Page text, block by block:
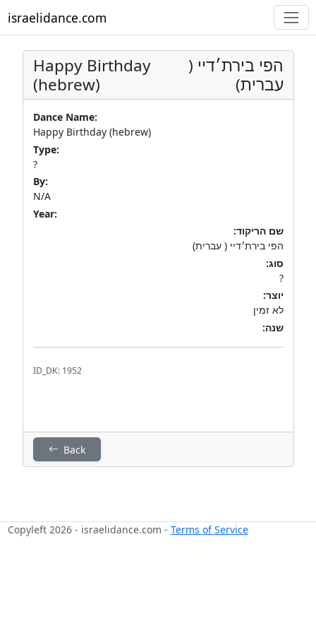
israelidance.com
Happy Birthday
(hebrew)
הפי בירת׳דיי (
עברית)
Dance Name:
Happy Birthday (hebrew)
Type:
?
By:
N/A
Year:
שם הריקוד:
הפי בירת׳דיי ( עברית)
סוג:
?
יוצר:
לא זמין
שנה:
ID_DK: 1952
Back
Copyleft 2026 - israelidance.com - Terms of Service